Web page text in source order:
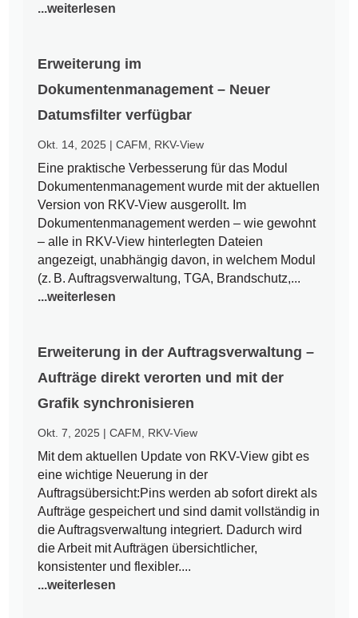
...weiterlesen
Erweiterung im
Dokumentenmanagement – Neuer
Datumsfilter verfügbar
Okt. 14, 2025 |CAFM RKV-View
Eine praktische Verbesserung für das Modul
Dokumentenmanagement wurde mit der aktuellen
Version von RKV-View ausgerollt. Im
Dokumentenmanagement werden – wie gewohnt
– alle in RKV-View hinterlegten Dateien
angezeigt, unabhängig davon, in welchem Modul
(z. B. Auftragsverwaltung, TGA, Brandschutz,...
...weiterlesen
Erweiterung in der Auftragsverwaltung –
Aufträge direkt verorten und mit der
Grafik synchronisieren
Okt. 7, 2025 |CAFM RKV-View
Mit dem aktuellen Update von RKV-View gibt es
eine wichtige Neuerung in der
Auftragsübersicht:Pins werden ab sofort direkt als
Aufträge gespeichert und sind damit vollständig in
die Auftragsverwaltung integriert. Dadurch wird
die Arbeit mit Aufträgen übersichtlicher,
konsistenter und flexibler....
...weiterlesen